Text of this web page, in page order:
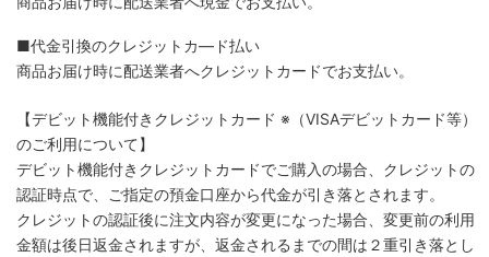
■代金引換のクレジットカ―ド払い
商品お届け時に配送業者へクレジットカードでお支払い。
【デビット機能付きクレジットカード ※（VISAデビットカード等）
のご利用について】
デビット機能付きクレジットカードでご購入の場合、クレジットの
認証時点で、ご指定の預金口座から代金が引き落とされます。
クレジットの認証後に注文内容が変更になった場合、変更前の利用
金額は後日返金されますが、返金されるまでの間は２重引き落とし